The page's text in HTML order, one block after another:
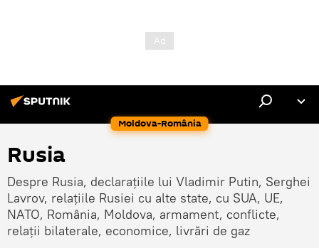
Moldova-România
Rusia
Despre Rusia, declarațiile lui Vladimir Putin, Serghei
Lavrov, relațiile Rusiei cu alte state, cu SUA, UE,
NATO, România, Moldova, armament, conflicte,
relații bilaterale, economice, livrări de gaz